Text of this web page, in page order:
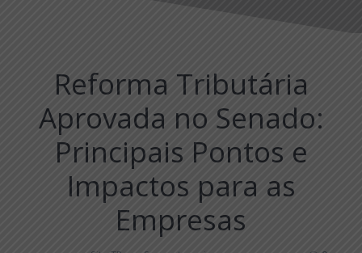
Reforma Tributária
Aprovada no Senado:
Principais Pontos e
Impactos para as
Empresas